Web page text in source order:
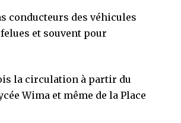
conducteurs des véhicules
et souvent pour
la circulation à partir du
Wima et même de la Place